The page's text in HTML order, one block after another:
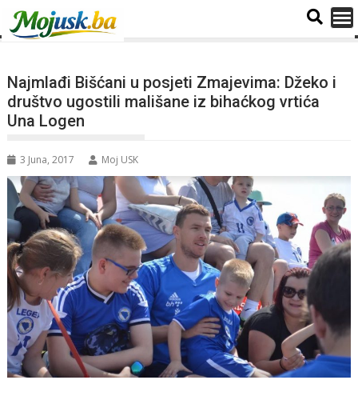
Najmlađi Bišćani u posjeti Zmajevima: Džeko i
društvo ugostili mališane iz bihaćkog vrtića
Una Logen
3 Juna, 2017 Moj USK